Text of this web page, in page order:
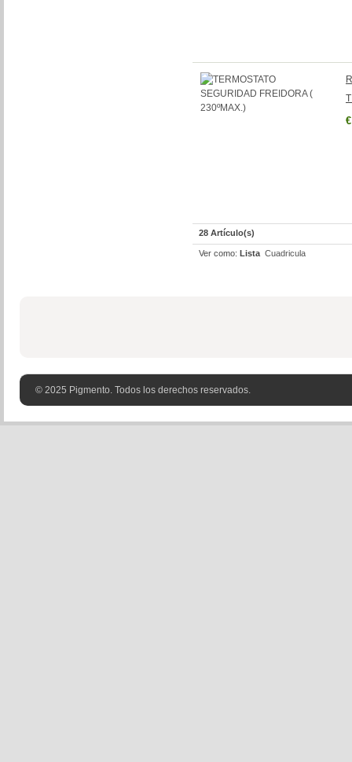
28 Artículo(s)
Ver como: Lista Cuadricula
© 2025 Pigmento. Todos los derechos reservados.